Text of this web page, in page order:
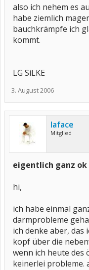
also ich nehem es
habe ziemlich
bauchkrämpfe ich
kommt.
LG SiLKE
3. August 2006
laface
Mitglied
eigentlich ganz ok
hi,
ich habe einmal
darmprobleme
ich denke aber, das
kopf über die
wenn ich heute des
keinerlei probleme.